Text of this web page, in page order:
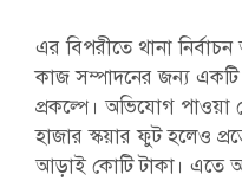
এর বিপরীতে থানা
কাজ সম্পাদনের জন্য একটি
প্রকল্পে। অভিযোগ পাওয়া
হাজার স্কয়ার ফুট হলেও
আড়াই কোটি টাকা। এতে